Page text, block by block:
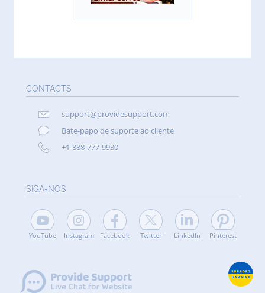
CONTACTS
support@providesupport.com
Bate-papo de suporte ao cliente
+1-888-777-9930
SIGA-NOS
YouTube Instagram Facebook Twitter LinkedIn Pinterest